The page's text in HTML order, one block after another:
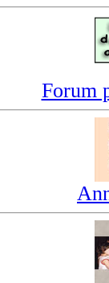
Forum